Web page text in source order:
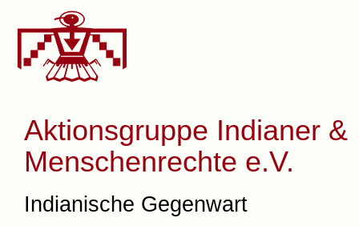
Aktionsgruppe Indianer &
Menschenrechte e.V.
Indianische Gegenwart